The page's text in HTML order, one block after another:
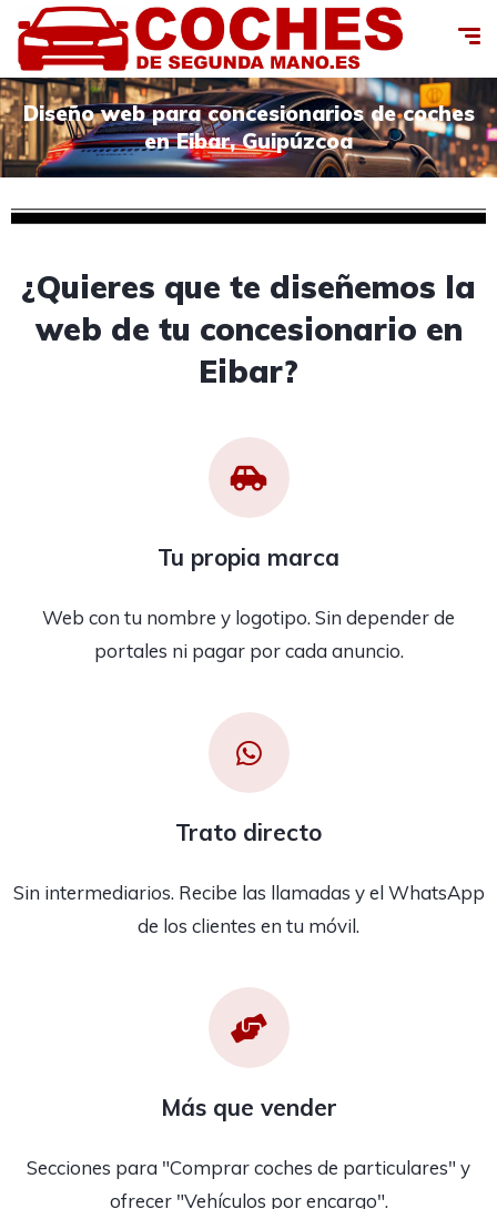
Diseño web para concesionarios de coches
en Eibar, Guipúzcoa
¿Quieres que te diseñemos la
web de tu concesionario en
Eibar?
Tu propia marca
Web con tu nombre y logotipo. Sin depender de
portales ni pagar por cada anuncio.
Trato directo
Sin intermediarios. Recibe las llamadas y el WhatsApp
de los clientes en tu móvil.
Más que vender
Secciones para "Comprar coches de particulares" y
ofrecer "Vehículos por encargo".